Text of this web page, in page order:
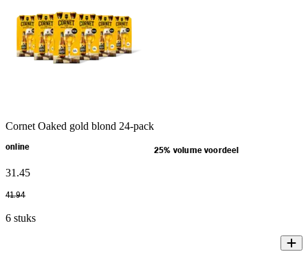
Cornet Oaked gold blond 24-pack
online 25% volume voordeel
31 .45
41.94
6 stuks